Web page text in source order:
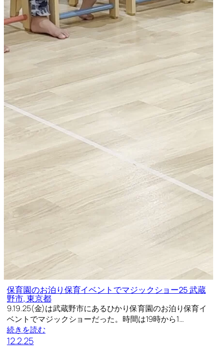
保育園のお泊り保育イベントでマジックショー25 武蔵
野市, 東京都
9.19.25(金)は武蔵野市にあるひかり保育園のお泊り保育イ
ベントでマジックショーだった。時間は19時から1…
続きを読む
12.2.25